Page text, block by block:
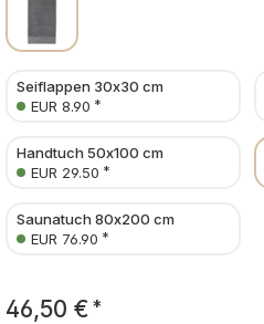
Seiflappen 30x30 cm
EUR 8.90 *
Handtuch 50x100 cm
EUR 29.50 *
Saunatuch 80x200 cm
EUR 76.90 *
46,50 € *